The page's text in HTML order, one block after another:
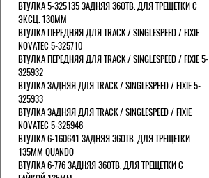
ВТУЛКА 5-325135 ЗАДНЯЯ 36ОТВ. ДЛЯ ТРЕЩЕТКИ С
ЭКСЦ. 130ММ
ВТУЛКА ПЕРЕДНЯЯ ДЛЯ TRACK / SINGLESPEED / FIXIE
NOVATEC 5-325710
ВТУЛКА ПЕРЕДНЯЯ ДЛЯ TRACK / SINGLESPEED / FIXIE 5-
325932
ВТУЛКА ЗАДНЯЯ ДЛЯ TRACK / SINGLESPEED / FIXIE 5-
325933
ВТУЛКА ЗАДНЯЯ ДЛЯ TRACK / SINGLESPEED / FIXIE
NOVATEC 5-325946
ВТУЛКА 6-160641 ЗАДНЯЯ 36ОТВ. ДЛЯ ТРЕЩЕТКИ
135ММ QUANDO
ВТУЛКА 6-776 ЗАДНЯЯ 36ОТВ. ДЛЯ ТРЕЩЕТКИ С